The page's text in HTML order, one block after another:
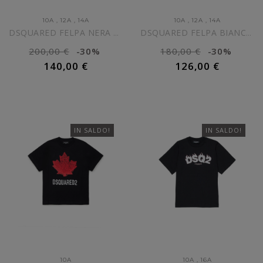
10A , 12A , 14A
DSQUARED FELPA NERA CON...
200,00 € -30%
140,00 €
AGGIUNGI AL CARRELLO
10A , 12A , 14A
DSQUARED FELPA BIANCA CON...
180,00 € -30%
126,00 €
AGGIUNGI AL CARRELLO
IN SALDO!
10A
IN SALDO!
10A , 16A